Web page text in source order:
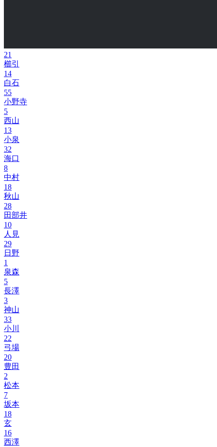
21
櫛引
14
白石
55
小野寺
5
西山
13
小泉
32
海口
8
中村
18
秋山
28
田部井
10
人見
29
日野
1
泉森
5
長澤
3
神山
33
小川
22
弓場
20
豊田
2
松本
7
坂本
18
玄
16
西澤